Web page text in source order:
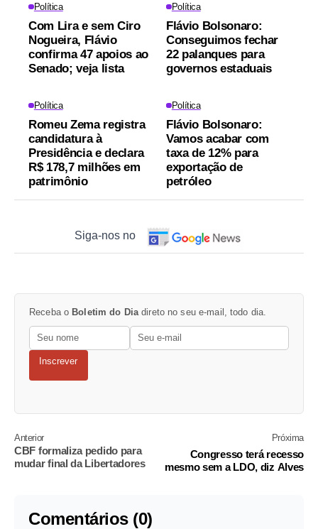
Política
Com Lira e sem Ciro
Nogueira, Flávio
confirma 47 apoios ao
Senado; veja lista
Política
Flávio Bolsonaro:
Conseguimos fechar
22 palanques para
governos estaduais
Política
Romeu Zema registra
candidatura à
Presidência e declara
R$ 178,7 milhões em
patrimônio
Política
Flávio Bolsonaro:
Vamos acabar com
taxa de 12% para
exportação de
petróleo
Siga-nos no
Receba o Boletim do Diadireto no seu e-mail, todo dia.
Inscrever
Anterior
CBF formaliza pedido para
mudar final da Libertadores
Próxima
Congresso terá recesso
mesmo sem a LDO, diz Alves
Comentários (0)